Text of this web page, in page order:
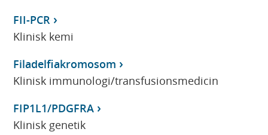
FII-PCR
Klinisk kemi
Filadelfiakromosom
Klinisk immunologi/transfusionsmedicin
FIP1L1/PDGFRA
Klinisk genetik